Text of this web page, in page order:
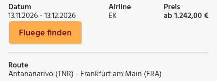
Datum
13.11.2026 - 13.12.2026
Airline
EK
Preis
ab 1.242,00 €
Fluege finden
Route
Antananarivo (TNR) - Frankfurt am Main (FRA)